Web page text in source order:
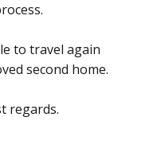
to travel again
second home.
regards.